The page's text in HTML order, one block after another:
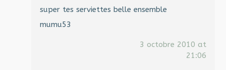
super tes serviettes belle ensemble
mumu53
3 octobre 2010 at
21:06